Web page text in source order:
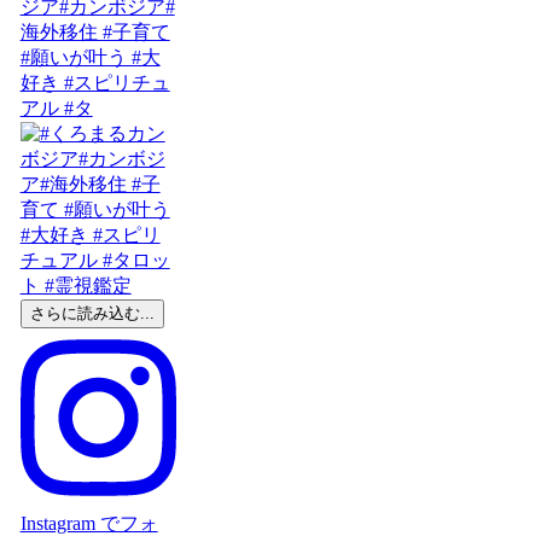
ジア#カンボジア#
海外移住 #子育て
#願いが叶う #大
好き #スピリチュ
アル #タ
さらに読み込む...
Instagram でフォ